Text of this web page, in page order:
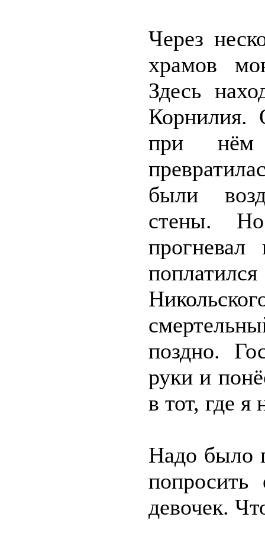
Через
храмов
Здесь
при нём
были
стены.
поздно.
руки и
в тот, где я
Надо было
девочек.